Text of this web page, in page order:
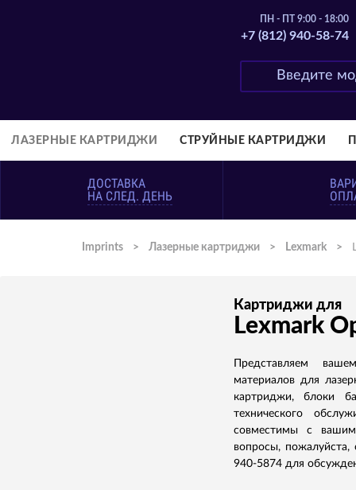
ПН - ПТ 9:00 - 18:00
+7 (812) 940-58-74
ЛАЗЕРНЫЕ КАРТРИДЖИ СТРУЙНЫЕ КАРТРИДЖИ
ДОСТАВКА
НА СЛЕД. ДЕНЬ
Imprints > Лазерные картриджи > Lexmark >
Картриджи для
Lexmark
Представляем
материалов для
картриджи, блоки
технического
совместимы с
вопросы,
940-5874 для